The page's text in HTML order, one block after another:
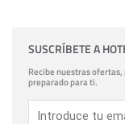
SUSCRÍBETE A
Recibe nuestras
preparado para ti.